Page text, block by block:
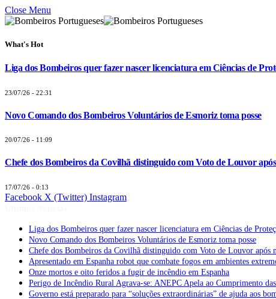
Close Menu
What's Hot
Liga dos Bombeiros quer fazer nascer licenciatura em Ciências de
23/07/26 - 22:31
Novo Comando dos Bombeiros Voluntários de Esmoriz toma posse
20/07/26 - 11:09
Chefe dos Bombeiros da Covilhã distinguido com Voto de Louvor
17/07/26 - 0:13
Facebook X (Twitter) Instagram
Liga dos Bombeiros quer fazer nascer licenciatura em Ciências de
Novo Comando dos Bombeiros Voluntários de Esmoriz toma posse
Chefe dos Bombeiros da Covilhã distinguido com Voto de Louvor após
Apresentado em Espanha robot que combate fogos em ambientes
Onze mortos e oito feridos a fugir de incêndio em Espanha
Perigo de Incêndio Rural Agrava-se: ANEPC Apela ao Cumprimento
Governo está preparado para “soluções extraordinárias” de ajuda aos